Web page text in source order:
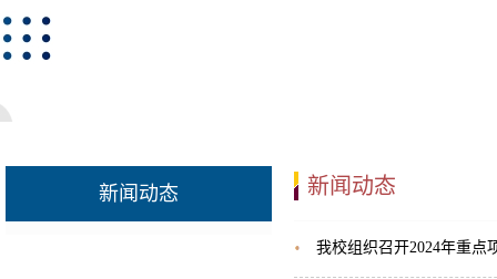
新闻动态 新闻动态
我校组织召开2024年重点